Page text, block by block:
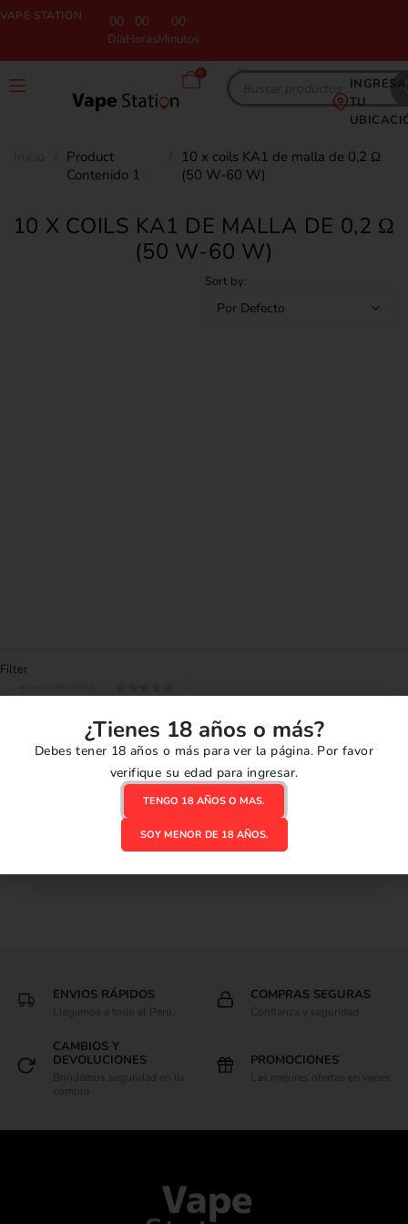
VAPE STATION 00
Día
00
Horas
00
Minutos
0
INGRESA
TU
Product
Contenido 1
10 x coils KA1 de malla de 0,2 Ω
(50 W-60 W)
10 X COILS KA1 DE MALLA DE 0,2 Ω
(50 W-60 W)
Filter
Sort by:
Rabbit R Cotton (10 Pcs)
49.90
ENVIOS RÁPIDOS
Llegamos a todo el Perú.
COMPRAS SEGURAS
Confianza y seguridad
CAMBIOS Y
DEVOLUCIONES
Brindamos seguridad en tu
compra.
PROMOCIONES
Las mejores ofertas en vapes.
¿Tienes 18 años o más?
Debes tener 18 años o más para ver la página. Por favor
verifique su edad para ingresar.
TENGO 18 AÑOS O MAS.
SOY MENOR DE 18 AÑOS.